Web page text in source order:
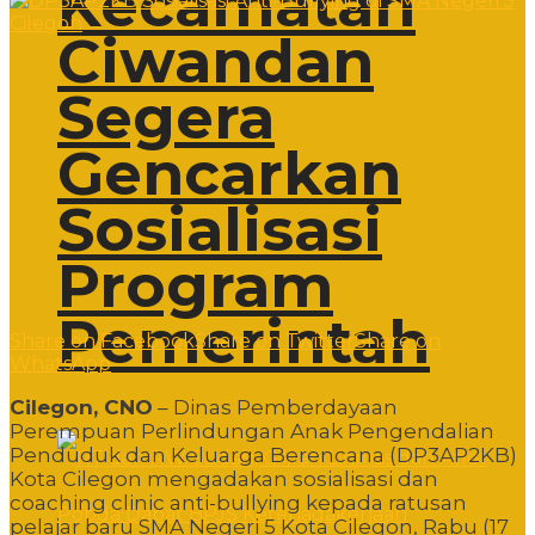
Ciwandan
Segera
Gencarkan
Sosialisasi
Program
Pemerintah
Share on FacebookShare on Twitter Share on
WhatsApp
Cilegon, CNO – Dinas Pemberdayaan
Perempuan Perlindungan Anak Pengendalian
Penduduk dan Keluarga Berencana (DP3AP2KB)
Kota Cilegon mengadakan sosialisasi dan
coaching clinic anti-bullying kepada ratusan
pelajar baru SMA Negeri 5 Kota Cilegon, Rabu (17